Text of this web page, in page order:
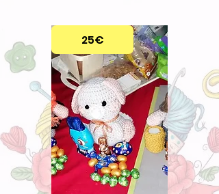
25€